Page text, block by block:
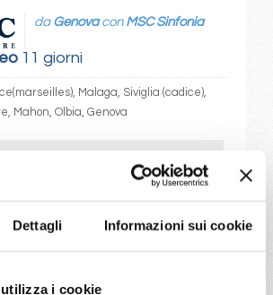
Dettagli Informazioni sui cookie
i cookie
11 giorni
da Genovacon MSC Sinfonia
Malaga, Siviglia (cadice),
Mahon, Olbia, Genova
€ 1.479